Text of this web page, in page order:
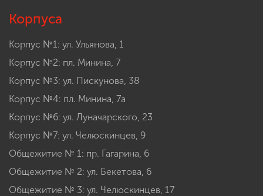
Корпуса
Корпус №1: ул. Ульянова, 1
Корпус №2: пл. Минина, 7
Корпус №3: ул. Пискунова, 38
Корпус №4: пл. Минина, 7а
Корпус №6: ул. Луначарского, 23
Корпус №7: ул. Челюскинцев, 9
Общежитие № 1: пр. Гагарина, 6
Общежитие № 2: ул. Бекетова, 6
Общежитие № 3: ул. Челюскинцев, 17